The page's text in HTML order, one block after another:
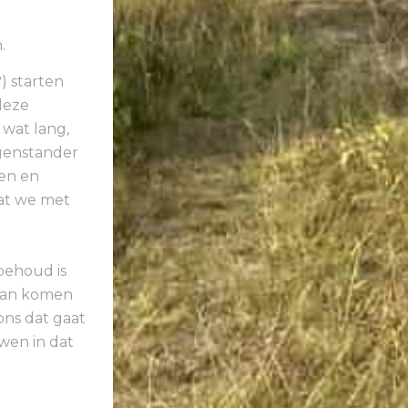
starten
lang,
en
we met
is
komen
dat gaat
in dat